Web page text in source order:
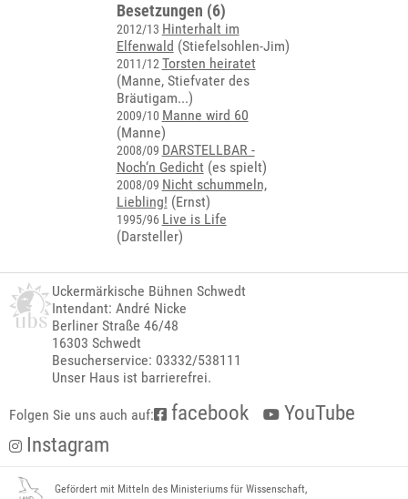
Besetzungen (6)
2012/13 Hinterhalt im
Elfenwald (Stiefelsohlen-Jim)
2011/12 Torsten heiratet
(Manne, Stiefvater des
Bräutigam...)
2009/10 Manne wird 60
(Manne)
2008/09 DARSTELLBAR -
Noch‘n Gedicht (es spielt)
2008/09 Nicht schummeln,
Liebling! (Ernst)
1995/96 Live is Life
(Darsteller)
Uckermärkische Bühnen Schwedt
Intendant: André Nicke
Berliner Straße 46/48
16303 Schwedt
Besucherservice: 03332/538111
Unser Haus ist barrierefrei.
Folgen Sie uns auch auf: facebook
YouTube
Instagram
Gefördert mit Mitteln des Ministeriums für Wissenschaft,